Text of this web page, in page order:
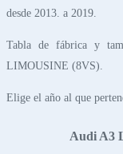
desde 2013. a 2019.
Tabla de fábrica y
LIMOUSINE (8VS).
Elige el año al que
Audi A3